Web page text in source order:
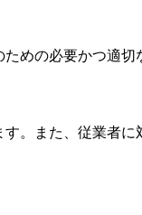
めの必要かつ適切
。また、従業者